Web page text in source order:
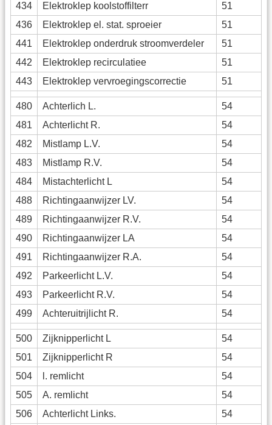
434
Elektroklep koolstoffilterr
51
436
Elektroklep el. stat. sproeier
51
441
Elektroklep onderdruk stroomverdeler
51
442
Elektroklep recirculatiee
51
443
Elektroklep vervroegingscorrectie 51
480 Achterlich L.
54
481
Achterlicht R.
54
482
Mistlamp L.V.
54
483
Mistlamp R.V.
54
484
Mistachterlicht L
54
488
Richtingaanwijzer LV.
54
489
Richtingaanwijzer R.V.
54
490
Richtingaanwijzer LA
54
491
Richtingaanwijzer R.A.
54
492
Parkeerlicht L.V.
54
493
Parkeerlicht R.V.
54
499
Achteruitrijlicht R. 54
500 Zijknipperlicht L
54
501
Zijknipperlicht R
54
504
l. remlicht
54
505
A. remlicht
54
506
Achterlicht Links. 54